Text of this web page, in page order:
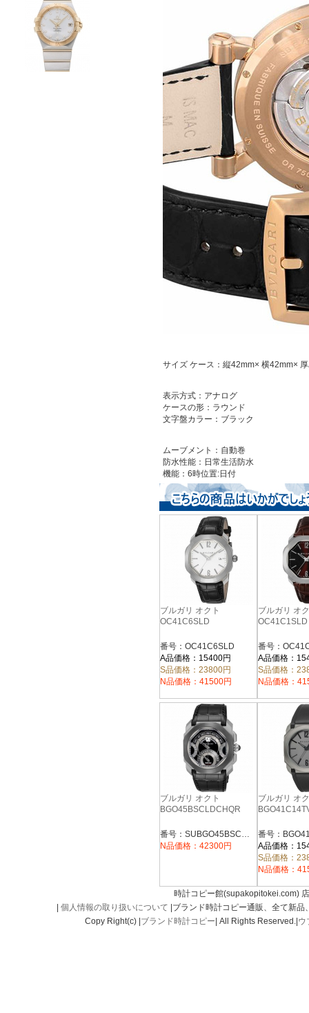
サイズ ケース：縦42mm× 横42mm×
表示方式：アナログ
ケースの形：ラウンド
文字盤カラー：ブラック
ムーブメント：自動巻
防水性能：日常生活防水
機能：6時位置:日付
ブルガリ オクト
OC41C6SLD
番号：OC41C6SLD
A品価格：15400円
S品価格：23800円
N品価格：41500円
ブルガリ オ
OC41C1SLD
番号：
A品価格：
S品価格：
N品価格：
ブルガリ オクト
BGO45BSCLDCHQR
番号：SUBGO45BSCLDCHQR
N品価格：42300円
ブルガリ オ
番号：
A品価格：
S品価格：
N品価格：
時計コピー館(supakopitokei.com)
個人情報の取り扱いについて |ブランド時計コピー通販、全て新
Copy Right(c) | ブランド時計コピー | All Rights Reserved.| ウ